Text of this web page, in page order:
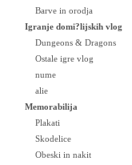
Barve in orodja
Igranje domi?lijskih vlog
Dungeons & Dragons
Ostale igre vlog
nume
alie
Memorabilija
Plakati
Skodelice
Obeski in nakit